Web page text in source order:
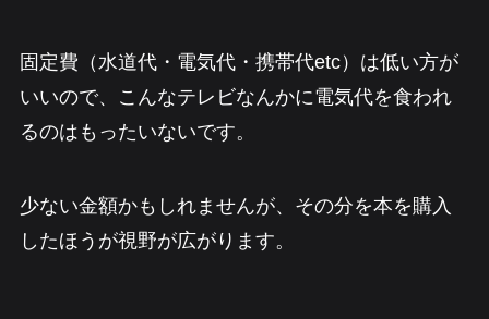
固定費（水道代・電気代・携帯代etc）は低い方が
いいので、こんなテレビなんかに電気代を食われ
るのはもったいないです。
少ない金額かもしれませんが、その分を本を購入
したほうが視野が広がります。